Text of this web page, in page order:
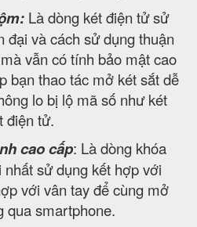
Là dòng két điện tử sử
đại và cách sử dụng thuận
vẫn có tính bảo mật cao
bạn thao tác mở két sắt dễ
lo bị lộ mã số như két
điện tử.
cao cấp: Là dòng khóa
sử dụng kết hợp với
với vân tay để cùng mở
qua smartphone.